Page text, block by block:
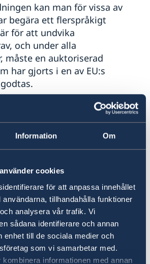
Information Om
cookies
för att anpassa innehållet
tillhandahålla funktioner
analysera vår trafik. Vi
sådana identifierare och annan
enhet till de sociala medier och
som vi samarbetar med.
informationen med annan
kan man för vissa av
begära ett flerspråkigt
för att undvika
och under alla
måste en auktoriserad
har gjorts i en av EU:s
legalisering och apostille
handlingar och bestyrkta
som har utfärdats av de
i en medlemsstat och
samt länk till EU-
finns på regeringens
06 mars 2023, 09.53